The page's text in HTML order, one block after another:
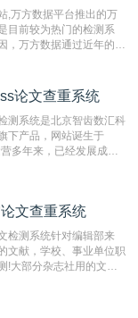
,万方数据平台推出的万
目前较为热门的检测系
，万方数据通过近年的发
真实性和权威性无可厚
对于知网而言，万方检测
容易，是学生初次论文查
。
论文查重系统
测系统是北京智齿数汇科
下产品，网站诞生于
多年来，已经发展成为
精度高，市场反映良好。
文查重系统
检测系统针对编辑部来
文献，学校、事业单位职
!大部分杂志社用的文献